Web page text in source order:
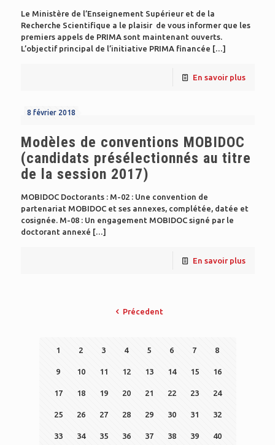
Le Ministère de l’Enseignement Supérieur et de la
Recherche Scientifique a le plaisir de vous informer que les
premiers appels de PRIMA sont maintenant ouverts.
L’objectif principal de l’initiative PRIMA financée […]
En savoir plus
8 février 2018
Modèles de conventions MOBIDOC
(candidats présélectionnés au titre
de la session 2017)
MOBIDOC Doctorants : M-02 : Une convention de
partenariat MOBIDOC et ses annexes, complétée, datée et
cosignée. M-08 : Un engagement MOBIDOC signé par le
doctorant annexé […]
En savoir plus
Précedent
1 2 3 4 5 6 7 8
9 10 11 12 13 14 15 16
17 18 19 20 21 22 23 24
25 26 27 28 29 30 31 32
33 34 35 36 37 38 39 40